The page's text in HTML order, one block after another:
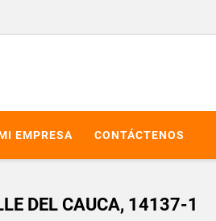
EMPRESA CONTÁCTENOS
DEL CAUCA, 14137-1